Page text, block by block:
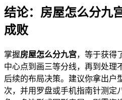
结论：房屋怎么分九
成败
掌握房屋怎么分九宫，等于获得
中心点到画三等分线，再到处理
后续的布局决策。建议你拿出户
次，并用罗盘或手机指南针测定